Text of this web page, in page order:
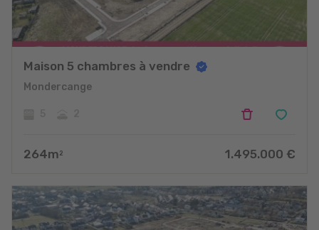
Maison 5 chambres à vendre
Mondercange
264m 2 1.495.000 €